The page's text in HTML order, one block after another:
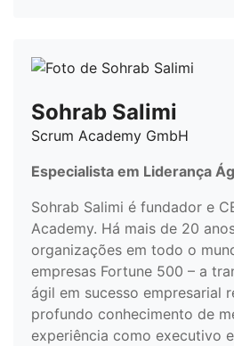
Sohrab Salimi
Scrum Academy GmbH
Especialista em Liderança
Sohrab Salimi é fundador e
Academy. Há mais de 20
organizações em todo o
empresas Fortune 500 – a
ágil em sucesso empresarial
profundo conhecimento de
experiência como executivo